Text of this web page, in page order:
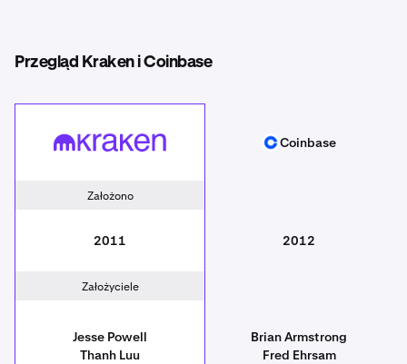
Przegląd Kraken i Coinbase
Kraken Coinbase
Coinbase
Założono
2011 2012
Założyciele
Jesse Powell
Thanh Luu
Brian Armstrong
Fred Ehrsam